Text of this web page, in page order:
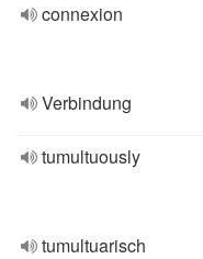
connexion
Verbindung
tumultuously
tumultuarisch